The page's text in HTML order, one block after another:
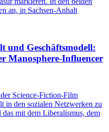
an, in Sachsen-Anhalt
und Geschäftsmodell:
Manosphere-Influencer
Science-Fiction-Film
in den sozialen Netzwerken zu
mit dem Liberalismus, dem